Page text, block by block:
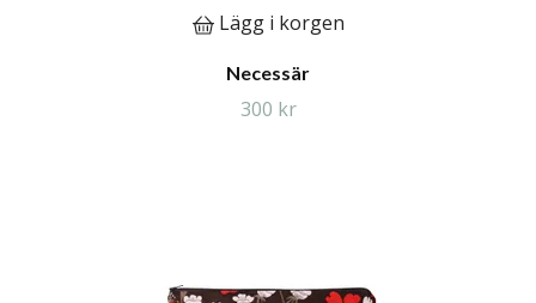
Lägg i korgen
Necessär
300 kr